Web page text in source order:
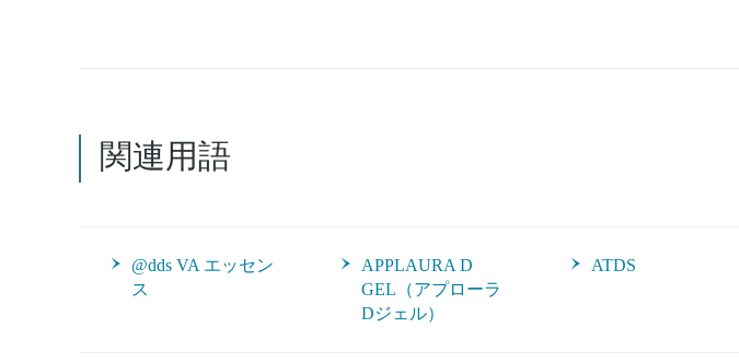
関連用語
@dds VA エッセン
ス
APPLAURA D
GEL（アプローラ
Dジェル）
ATDS